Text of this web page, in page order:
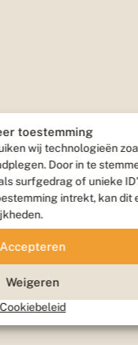
toestemming
wij technologieën
Door in te
surfgedrag of unieke
intrekt, kan dit
Accepteren
Weigeren
Cookiebeleid